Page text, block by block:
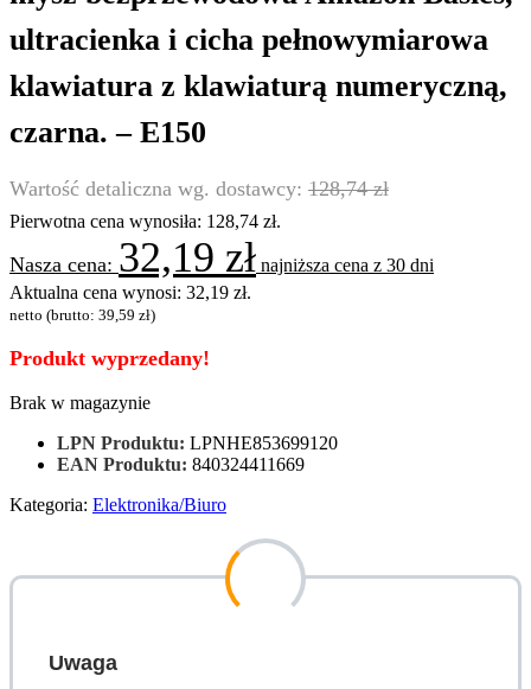
ultracienka i cicha pełnowymiarowa
klawiatura z klawiaturą numeryczną,
czarna. – E150
128,74zł
Pierwotna cena wynosiła: 128,74 zł.
32,19 zł najniższa cena z 30 dni
Aktualna cena wynosi: 32,19 zł.
netto (brutto: 39,59 zł)
Produkt wyprzedany!
Brak w magazynie
LPN Produktu: LPNHE853699120
EAN Produktu: 840324411669
Kategoria: Elektronika/Biuro
Uwaga